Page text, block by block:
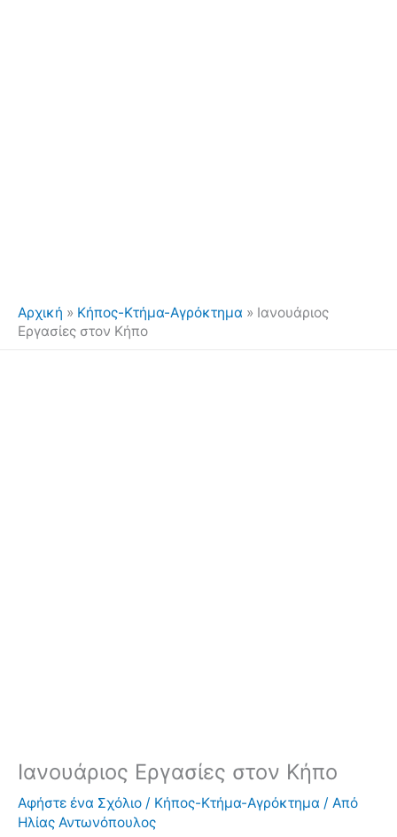
Αρχική » Κήπος-Κτήμα-Αγρόκτημα » Ιανουάριος
Εργασίες στον Κήπο
Ιανουάριος Εργασίες στον Κήπο
Αφήστε ένα Σχόλιο / Κήπος-Κτήμα-Αγρόκτημα / Από
Ηλίας Αντωνόπουλος